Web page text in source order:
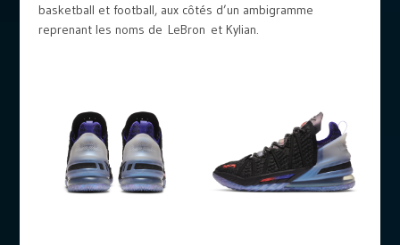
basketball et football, aux côtés d’un ambigramme
reprenant les noms de LeBron et Kylian.